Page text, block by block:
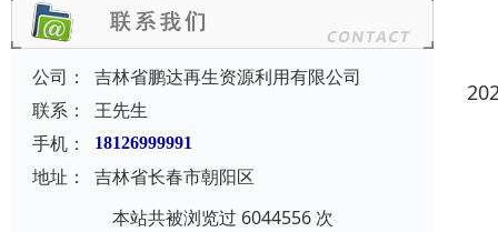
公司：
吉林省鹏达再生资源利用有限公司
联系：
王先生
手机：
18126999991
地址：
吉林省长春市朝阳区
本站共被浏览过 6044556 次